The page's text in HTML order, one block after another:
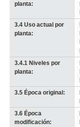
planta:
3.4 Uso actual por
planta:
3.4.1 Niveles por
planta:
3.5 Época original:
3.6 Época
modificación: